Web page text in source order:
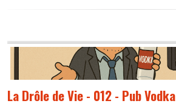
La Drôle de Vie - 012 - Pub Vodka